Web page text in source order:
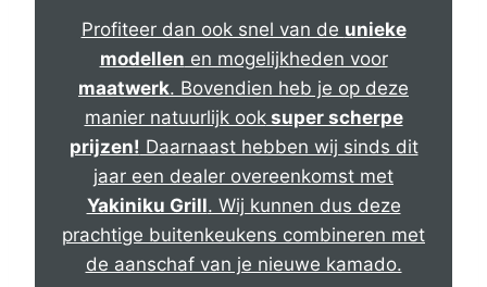
Profiteer dan ook snel van de unieke
modellen en mogelijkheden voor
maatwerk. Bovendien heb je op deze
manier natuurlijk ooksuper scherpe
prijzen! Daarnaast hebben wij sinds dit
jaar een dealer overeenkomst met
Yakiniku Grill. Wij kunnen dus deze
prachtige buitenkeukens combineren met
de aanschaf van je nieuwe kamado.